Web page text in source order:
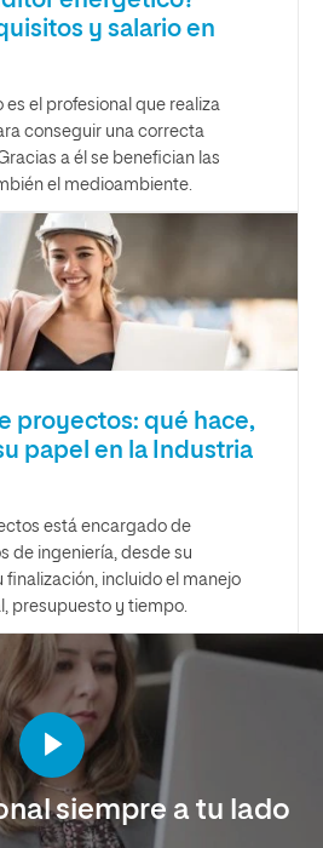
y salario en
es el profesional que realiza
conseguir una correcta
a él se benefician las
el medioambiente.
proyectos: qué hace,
papel en la Industria
está encargado de
de ingeniería, desde su
incluido el manejo
presupuesto y tiempo.
siempre a tu lado